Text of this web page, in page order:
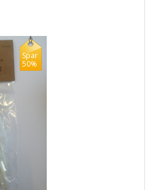
Spar
50%